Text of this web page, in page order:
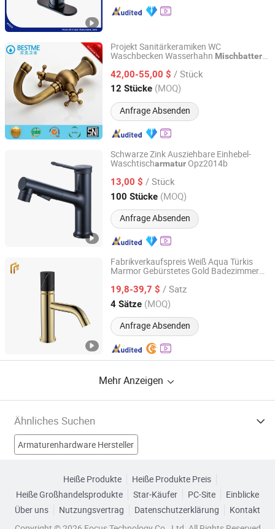
Projekt Sanitärkeramiken WC
Waschbecken Wasserhahn Mischbatterie
42,00-55,00 $ / Stück
12 Stücke (MOQ)
Anfrage Absenden
Foshan Benme Building Material Co., Ltd.
Guangdong, China Seit 2016
Schwarze Zink Ausziehbare Einhebel-
Waschtischarmatur Opz2014b
13,00 $ / Stück
100 Stücke (MOQ)
Anfrage Absenden
Wenzhou Oupai Sanitary Wares Co., Ltd.
Zhejiang, China Seit 2016
Fabrikverkaufspreis Weiß Aqua Türkis
Marmor Gebürstetes Gold Badezimmer
Mischbatterie
19,8-39,7 $ / Satz
4 Sätze (MOQ)
Anfrage Absenden
Kaiping Innpak Sanitary Ware Co., Ltd.
Guangdong, China Seit 2024
Mehr Anzeigen
Ähnliches Suchen
Armaturenhardware Hersteller
Badsanitärkeramiken Hersteller Küchenmixer Hersteller
Heiße Produkte
Heiße Produkte Preis
Heiße Großhandelsprodukte
Star-Käufer PC-Site
Einblicke
Über uns
Nutzungsvertrag Datenschutzerklärung
Kontakt